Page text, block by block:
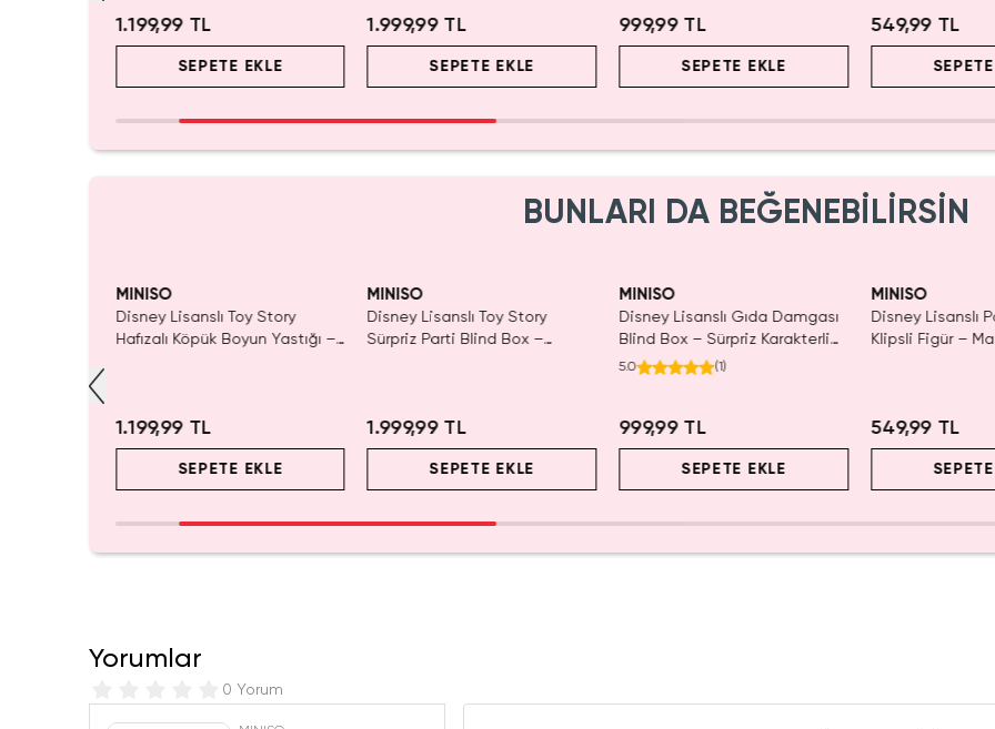
1.199,99 TL
SEPETE EKLE
1.999,99 TL
SEPETE EKLE
999,99 TL
SEPETE EKLE
549,99 TL
BUNLARI DA BEĞENEBİLİRSİN
MINISO
Disney Lisanslı Toy Story
Hafızalı Köpük Boyun Yastığı –
1.199,99 TL
SEPETE EKLE
MINISO
Disney Lisanslı Toy Story
Sürpriz Parti Blind Box –
1.999,99 TL
SEPETE EKLE
MINISO
Disney Lisanslı Gıda Damgası
Blind Box – Sürpriz Karakterli
Eğlenceli Sunum
5.0 (1)
999,99 TL
SEPETE EKLE
MINISO
Disney Lisanslı
Klipsli Figür –
549,99 TL
Yorumlar
0 Yorum